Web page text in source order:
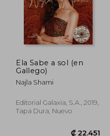
₡ 9.751
Ela Sabe a sol (en
Gallego)
Najla Shami
Editorial Galaxia, S.A., 2019,
Tapa Dura, Nuevo